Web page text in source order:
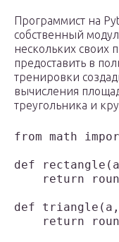
Программист на
собственный
нескольких своих
предоставить в
тренировки
вычисления
треугольника и
from math
def
return
def
return